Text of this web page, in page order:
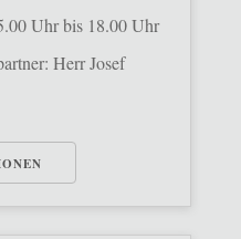
Uhr bis 18.00 Uhr
Herr Josef